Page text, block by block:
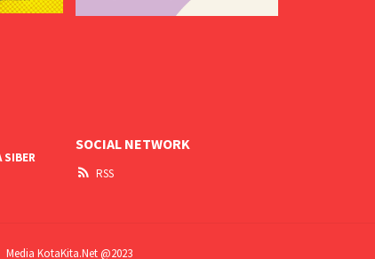
SIBER
SOCIAL NETWORK
RSS
Media KotaKita.Net @2023